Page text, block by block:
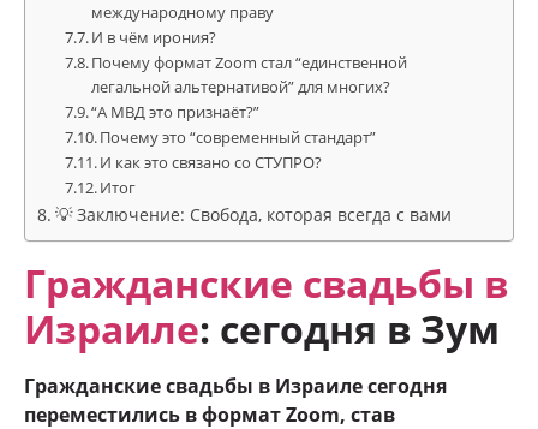
международному праву
И в чём ирония?
Почему формат Zoom стал “единственной
легальной альтернативой” для многих?
“А МВД это признаёт?”
Почему это “современный стандарт”
И как это связано со СТУПРО?
Итог
💡 Заключение: Свобода, которая всегда с вами
Гражданские свадьбы в
Израиле: сегодня в Зум
Гражданские свадьбы в Израиле сегодня
переместились в формат Zoom, став